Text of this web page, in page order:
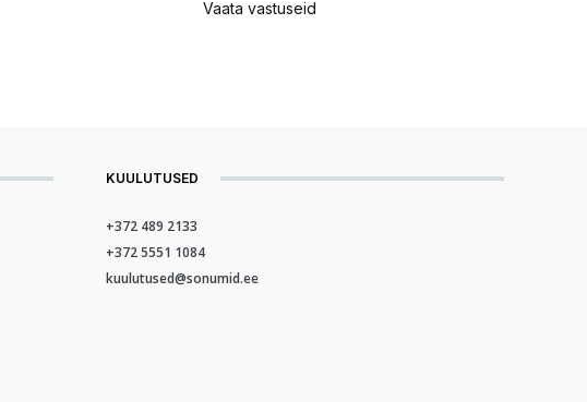
Vaata vastuseid
KUULUTUSED
+372 489 2133
+372 5551 1084
kuulutused@sonumid.ee